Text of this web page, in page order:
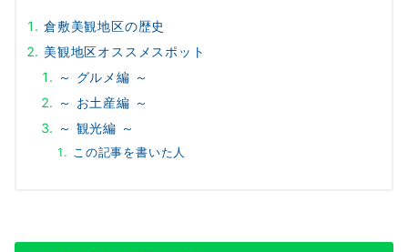
倉敷美観地区の歴史
美観地区オススメスポット
～ グルメ編 ～
～ お土産編 ～
～ 観光編 ～
この記事を書いた人